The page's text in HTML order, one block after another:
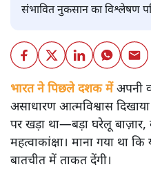
संभावित नुकसान का विश्लेषण
भारत ने पिछले दशक मेंअपनी
असाधारण आत्मविश्वास
पर खड़ा था—बड़ा घरेलू बाज़ार,
महत्वाकांक्षा। माना गया था
बातचीत में ताकत देंगी।